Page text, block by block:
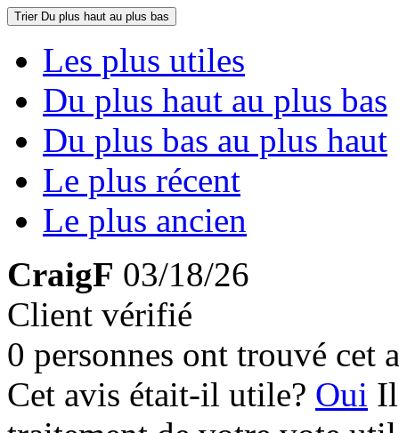
Trier Du plus haut au plus bas
Les plus utiles
Du plus haut au plus bas
Du plus bas au plus haut
Le plus récent
Le plus ancien
CraigF 03/18/26
Client vérifié
0 personnes ont trouvé cet
Cet avis était-il utile? Oui